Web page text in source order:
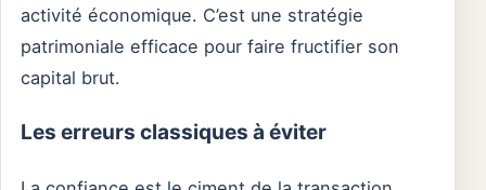
activité économique. C’est une stratégie
patrimoniale efficace pour faire fructifier son
capital brut.
Les erreurs classiques à éviter